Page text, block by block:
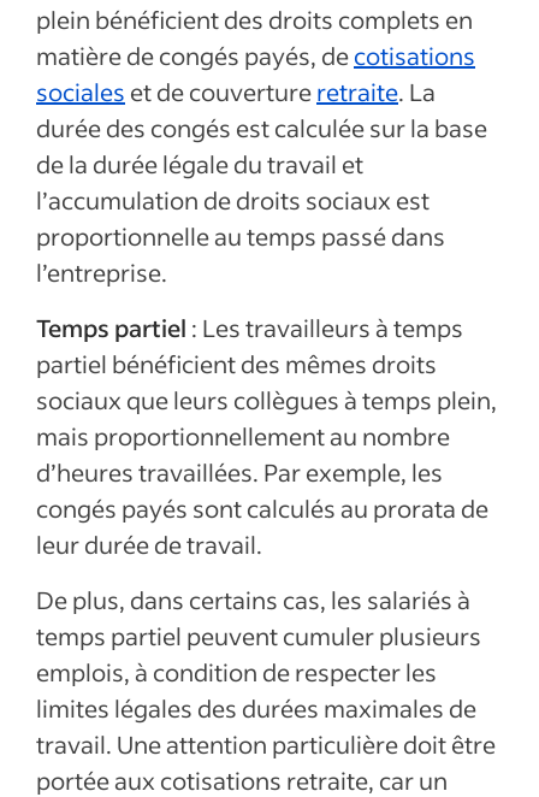
plein bénéficient des droits complets en
matière de congés payés, decotisations
sociales et de couvertureretraite. La
durée des congés est calculée sur la base
de la durée légale du travail et
l’accumulation de droits sociaux est
proportionnelle au temps passé dans
l’entreprise.
Temps partiel : Les travailleurs à temps
partiel bénéficient des mêmes droits
sociaux que leurs collègues à temps plein,
mais proportionnellement au nombre
d’heures travaillées. Par exemple, les
congés payés sont calculés au prorata de
leur durée de travail.
De plus, dans certains cas, les salariés à
temps partiel peuvent cumuler plusieurs
emplois, à condition de respecter les
limites légales des durées maximales de
travail. Une attention particulière doit être
portée aux cotisations retraite, car un